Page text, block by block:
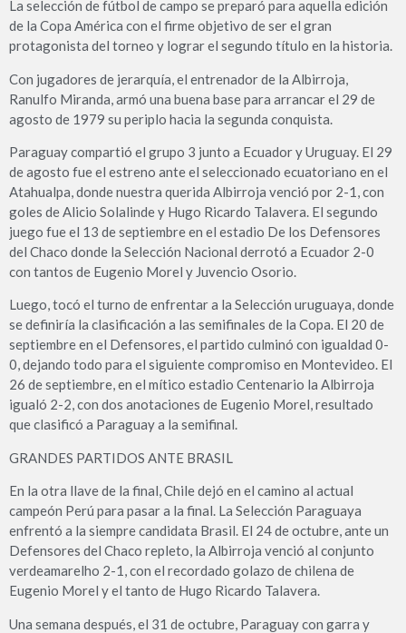
La selección de fútbol de campo se preparó para aquella edición
de la Copa América con el firme objetivo de ser el gran
protagonista del torneo y lograr el segundo título en la historia.
Con jugadores de jerarquía, el entrenador de la Albirroja,
Ranulfo Miranda, armó una buena base para arrancar el 29 de
agosto de 1979 su periplo hacia la segunda conquista.
Paraguay compartió el grupo 3 junto a Ecuador y Uruguay. El 29
de agosto fue el estreno ante el seleccionado ecuatoriano en el
Atahualpa, donde nuestra querida Albirroja venció por 2-1, con
goles de Alicio Solalinde y Hugo Ricardo Talavera. El segundo
juego fue el 13 de septiembre en el estadio De los Defensores
del Chaco donde la Selección Nacional derrotó a Ecuador 2-0
con tantos de Eugenio Morel y Juvencio Osorio.
Luego, tocó el turno de enfrentar a la Selección uruguaya, donde
se definiría la clasificación a las semifinales de la Copa. El 20 de
septiembre en el Defensores, el partido culminó con igualdad 0-
0, dejando todo para el siguiente compromiso en Montevideo. El
26 de septiembre, en el mítico estadio Centenario la Albirroja
igualó 2-2, con dos anotaciones de Eugenio Morel, resultado
que clasificó a Paraguay a la semifinal.
GRANDES PARTIDOS ANTE BRASIL
En la otra llave de la final, Chile dejó en el camino al actual
campeón Perú para pasar a la final. La Selección Paraguaya
enfrentó a la siempre candidata Brasil. El 24 de octubre, ante un
Defensores del Chaco repleto, la Albirroja venció al conjunto
verdeamarelho 2-1, con el recordado golazo de chilena de
Eugenio Morel y el tanto de Hugo Ricardo Talavera.
Una semana después, el 31 de octubre, Paraguay con garra y